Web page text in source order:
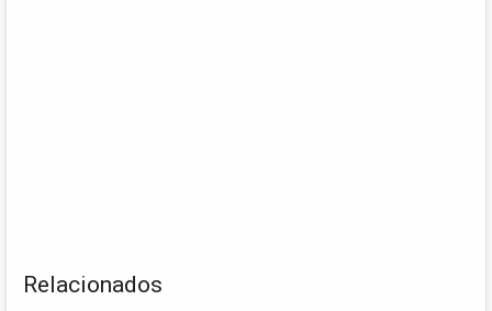
Relacionados